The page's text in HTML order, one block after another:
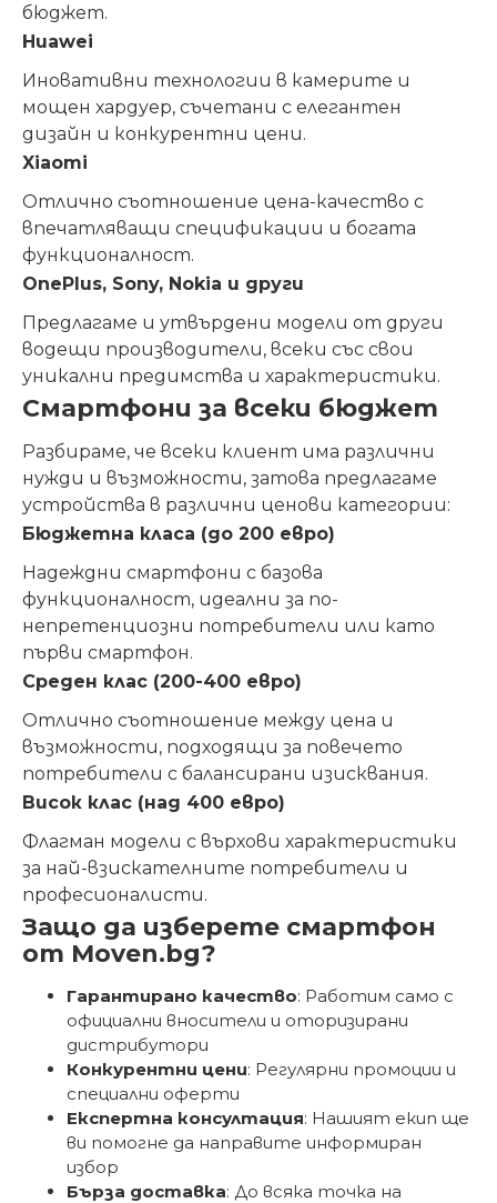
бюджет.
Huawei
Иновативни технологии в камерите и
мощен хардуер, съчетани с елегантен
дизайн и конкурентни цени.
Xiaomi
Отлично съотношение цена-качество с
впечатляващи спецификации и богата
функционалност.
OnePlus, Sony, Nokia и други
Предлагаме и утвърдени модели от други
водещи производители, всеки със свои
уникални предимства и характеристики.
Смартфони за всеки бюджет
Разбираме, че всеки клиент има различни
нужди и възможности, затова предлагаме
устройства в различни ценови категории:
Бюджетна класа (до 200 евро)
Надеждни смартфони с базова
функционалност, идеални за по-
непретенциозни потребители или като
първи смартфон.
Среден клас (200-400 евро)
Отлично съотношение между цена и
възможности, подходящи за повечето
потребители с балансирани изисквания.
Висок клас (над 400 евро)
Флагман модели с върхови характеристики
за най-взискателните потребители и
професионалисти.
Защо да изберете смартфон
от Moven.bg?
Гарантирано качество: Работим само с
официални вносители и оторизирани
дистрибутори
Конкурентни цени: Регулярни промоции и
специални оферти
Експертна консултация: Нашият екип ще
ви помогне да направите информиран
избор
Бърза доставка: До всяка точка на